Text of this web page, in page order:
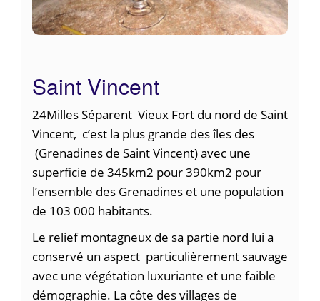
Saint Vincent
24Milles Séparent Vieux Fort du nord de Saint
Vincent, c’est la plus grande des îles des
(Grenadines de Saint Vincent) avec une
superficie de 345km2 pour 390km2 pour
l’ensemble des Grenadines et une population
de 103 000 habitants.
Le relief montagneux de sa partie nord lui a
conservé un aspect particulièrement sauvage
avec une végétation luxuriante et une faible
démographie. La côte des villages de